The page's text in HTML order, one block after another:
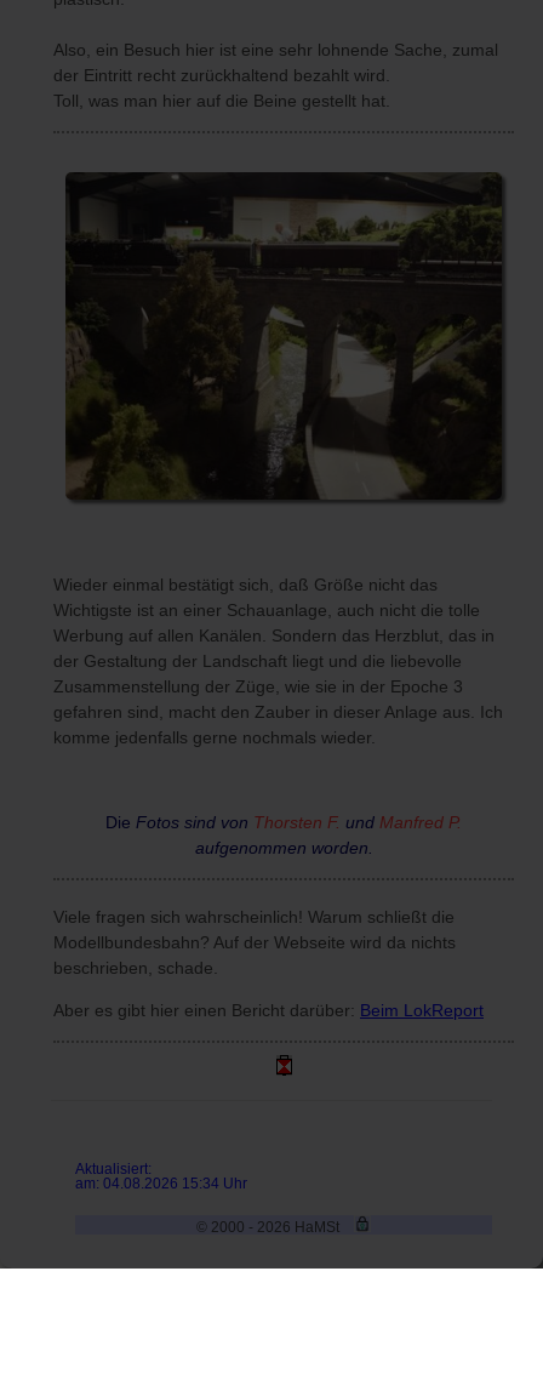
Also, ein Besuch hier ist eine sehr lohnende Sache, zumal
der Eintritt recht zurückhaltend bezahlt wird.
Toll, was man hier auf die Beine gestellt hat.
Wieder einmal bestätigt sich, daß Größe nicht das
Wichtigste ist an einer Schauanlage, auch nicht die tolle
Werbung auf allen Kanälen. Sondern das Herzblut, das in
der Gestaltung der Landschaft liegt und die liebevolle
Zusammenstellung der Züge, wie sie in der Epoche 3
gefahren sind, macht den Zauber in dieser Anlage aus. Ich
komme jedenfalls gerne nochmals wieder.
Die Fotos sind von Thorsten F. und Manfred P.
aufgenommen worden.
Viele fragen sich wahrscheinlich! Warum schließt die
Modellbundesbahn? Auf der Webseite wird da nichts
beschrieben, schade.
Aber es gibt hier einen Bericht darüber: Beim LokReport
Aktualisiert:
am: 04.08.2026 15:34 Uhr
© 2000 - 2026 HaMSt